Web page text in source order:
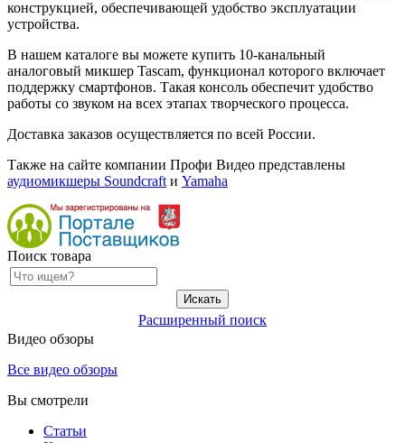
конструкцией, обеспечивающей удобство эксплуатации
устройства.
В нашем каталоге вы можете купить 10-канальный
аналоговый микшер Tascam, функционал которого включает
поддержку смартфонов. Такая консоль обеспечит удобство
работы со звуком на всех этапах творческого процесса.
Доставка заказов осуществляется по всей России.
Также на сайте компании Профи Видео представлены
аудиомикшеры Soundcraft и Yamaha
Поиск товара
Расширенный поиск
Видео обзоры
Все видео обзоры
Вы смотрели
Статьи